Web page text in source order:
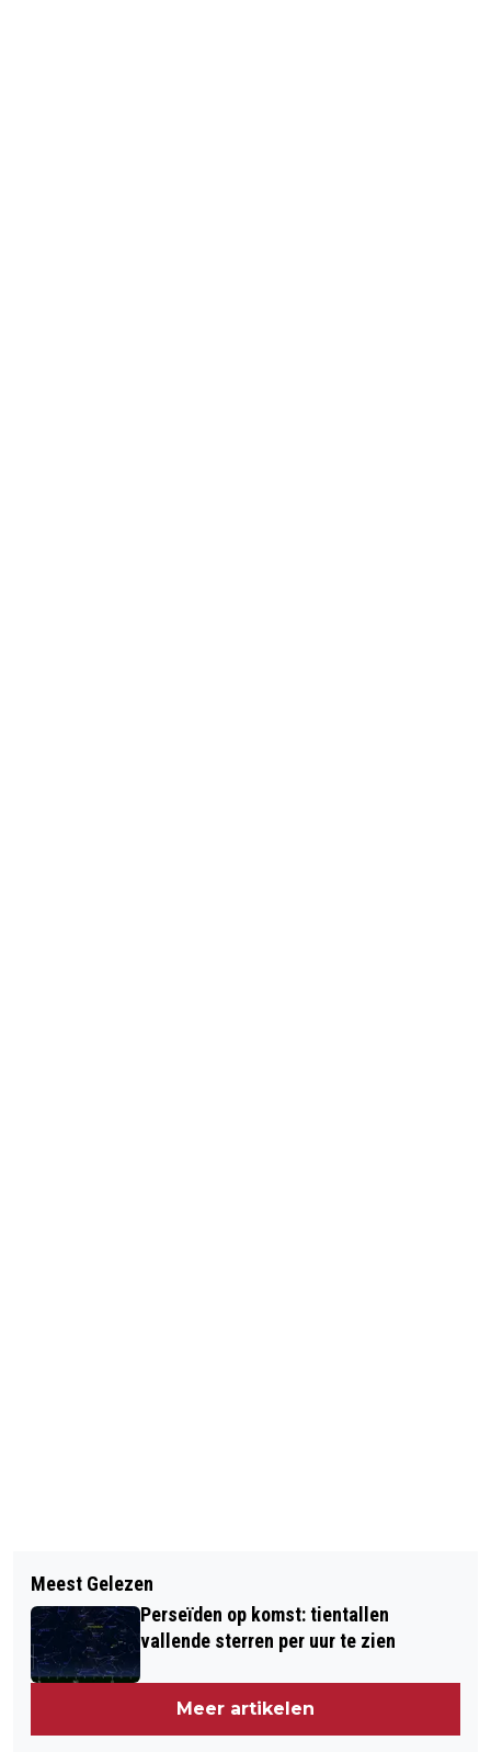
REGIOFILMS JAN MENGER 5 MAART
2017
WIL JE EEN NAAIMACHINE OF
LOCKMACHINE WINNEN?
Meest Gelezen
Perseïden op komst: tientallen
vallende sterren per uur te zien
Meer artikelen